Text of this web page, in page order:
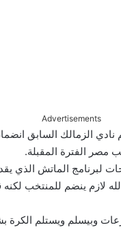
Advertisements
الزمالك السابق
الفترة المقبلة.
لبرنامج الماتش الذي
لازم ينضم للمنتخب
وبيسلم ويستلم